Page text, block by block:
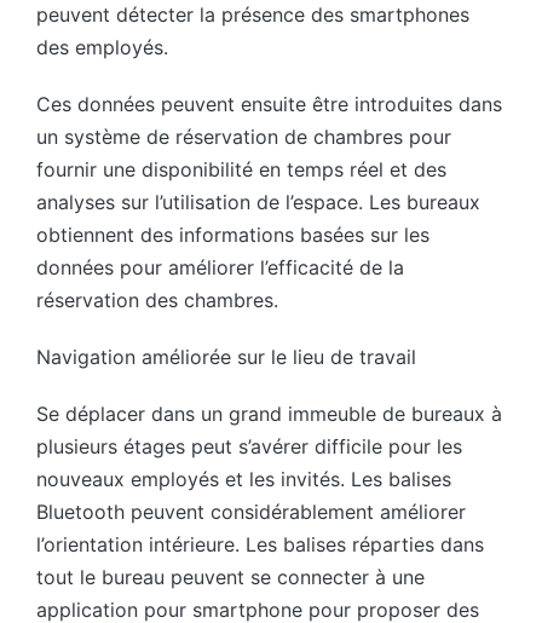
peuvent détecter la présence des smartphones
des employés.
Ces données peuvent ensuite être introduites dans
un système de réservation de chambres pour
fournir une disponibilité en temps réel et des
analyses sur l’utilisation de l’espace. Les bureaux
obtiennent des informations basées sur les
données pour améliorer l’efficacité de la
réservation des chambres.
Navigation améliorée sur le lieu de travail
Se déplacer dans un grand immeuble de bureaux à
plusieurs étages peut s’avérer difficile pour les
nouveaux employés et les invités. Les balises
Bluetooth peuvent considérablement améliorer
l’orientation intérieure. Les balises réparties dans
tout le bureau peuvent se connecter à une
application pour smartphone pour proposer des